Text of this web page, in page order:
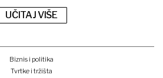
UČITAJ VIŠE
Biznis i politika
Tvrtke i tržišta